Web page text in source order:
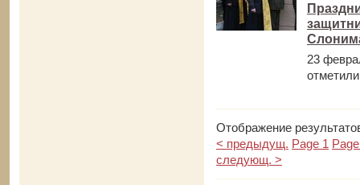
23
Отображение
< предыдущ. Page 1
следующ. >